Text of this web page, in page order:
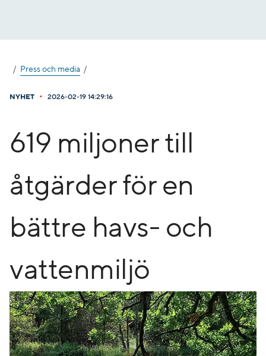
Press och media
NYHET • 2026-02-19 14:29:16
619 miljoner till
åtgärder för en
bättre havs- och
vattenmiljö